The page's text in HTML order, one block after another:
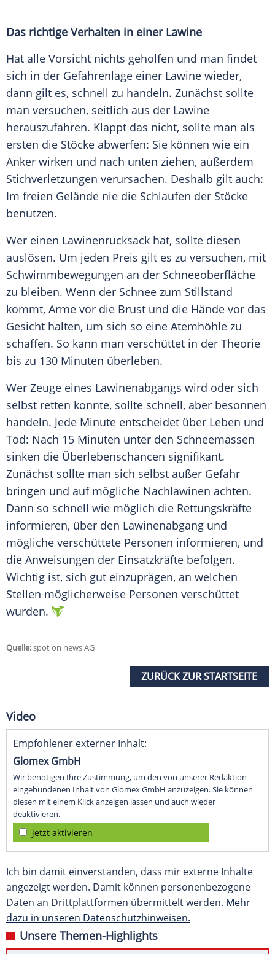
Das richtige Verhalten in einer Lawine
Hat alle Vorsicht nichts geholfen und man findet
sich in der Gefahrenlage einer Lawine wieder,
dann gilt es, schnell zu handeln. Zunächst sollte
man versuchen, seitlich aus der Lawine
herauszufahren. Klappt das nicht, sollte man als
ersten die Stöcke abwerfen: Sie können wie ein
Anker wirken und nach unten ziehen, außerdem
Stichverletzungen verursachen. Deshalb gilt auch:
Im freien Gelände nie die Schlaufen der Stöcke
benutzen.
Wer einen Lawinenrucksack hat, sollte diesen
auslösen. Um jeden Preis gilt es zu versuchen, mit
Schwimmbewegungen an der Schneeoberfläche
zu bleiben. Wenn der Schnee zum Stillstand
kommt, Arme vor die Brust und die Hände vor das
Gesicht halten, um sich so eine Atemhöhle zu
schaffen. So kann man verschüttet in der Theorie
bis zu 130 Minuten überleben.
Wer Zeuge eines Lawinenabgangs wird oder sich
selbst retten konnte, sollte schnell, aber besonnen
handeln. Jede Minute entscheidet über Leben und
Tod: Nach 15 Minuten unter den Schneemassen
sinken die Überlebenschancen signifikant.
Zunächst sollte man sich selbst außer Gefahr
bringen und auf mögliche Nachlawinen achten.
Dann so schnell wie möglich die Rettungskräfte
informieren, über den Lawinenabgang und
mögliche verschüttete Personen informieren, und
die Anweisungen der Einsatzkräfte befolgen.
Wichtig ist, sich gut einzuprägen, an welchen
Stellen möglicherweise Personen verschüttet
wurden.
Quelle:spot on news AG
ZURÜCK ZUR STARTSEITE
Video
Empfohlener externer Inhalt:
Glomex GmbH
Wir benötigen Ihre Zustimmung, um den von unserer Redaktion
eingebundenen Inhalt von Glomex GmbH anzuzeigen. Sie können
diesen mit einem Klick anzeigen lassen und auch wieder
deaktivieren.
jetzt aktivieren
Ich bin damit einverstanden, dass mir externe Inhalte
angezeigt werden. Damit können personenbezogene
Daten an Drittplattformen übermittelt werden. Mehr
dazu in unseren Datenschutzhinweisen.
Unsere Themen-Highlights